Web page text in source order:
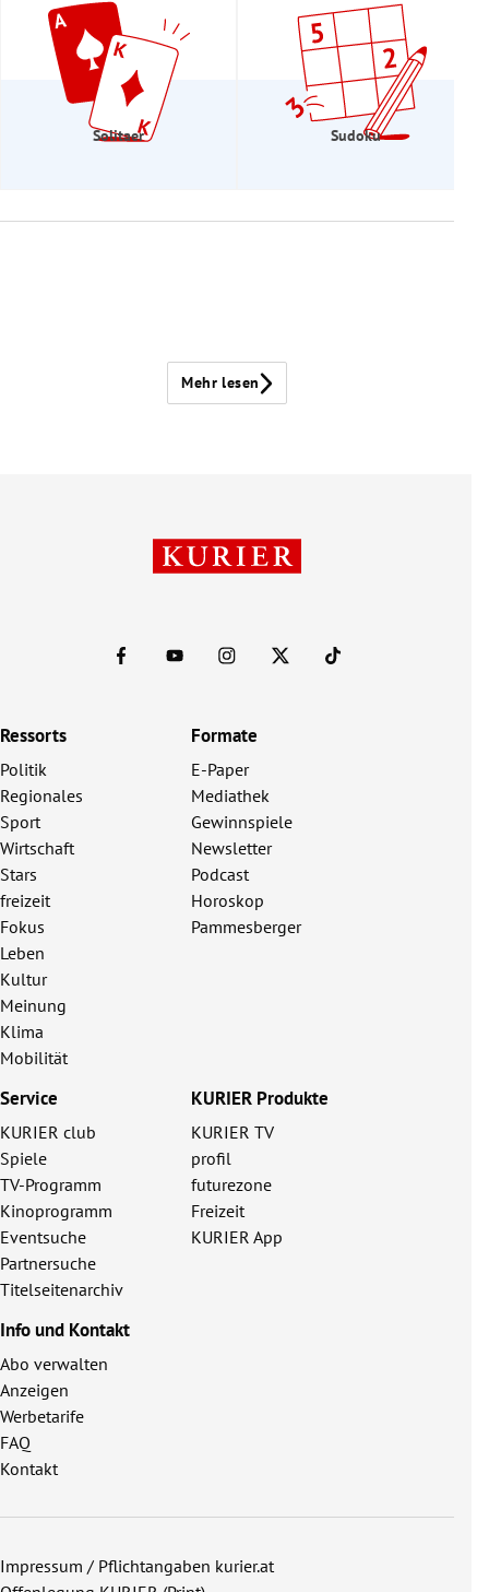
Solitaer Sudoku
Mehr lesen
Ressorts
Politik
Regionales
Sport
Wirtschaft
Stars
freizeit
Fokus
Leben
Kultur
Meinung
Klima
Mobilität
Formate
E-Paper
Mediathek
Gewinnspiele
Newsletter
Podcast
Horoskop
Pammesberger
Service
KURIER club
Spiele
TV-Programm
Kinoprogramm
Eventsuche
Partnersuche
Titelseitenarchiv
KURIER Produkte
KURIER TV
profil
futurezone
Freizeit
KURIER App
Info und Kontakt
Abo verwalten
Anzeigen
Werbetarife
FAQ
Kontakt
Impressum / Pflichtangaben kurier.at